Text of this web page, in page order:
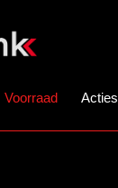
Voorraad Acties